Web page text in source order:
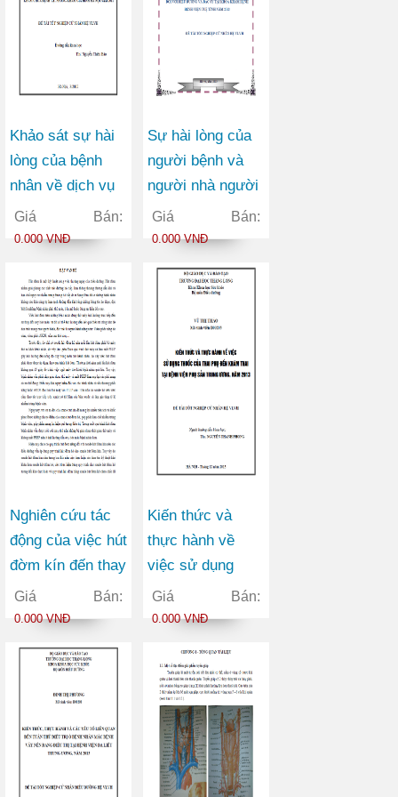
Khảo sát sự hài
lòng của bệnh
nhân về dịch vụ
khám chữa bệnh
tại phòng khám
năm 2011
Giá Bán:
0.000 VNĐ
Sự hài lòng của
người bệnh và
người nhà người
bệnh đối với điều
dưỡng và bác sĩ
bệnh Bệnh viện
Giá Bán:
0.000 VNĐ
Nghiên cứu tác
động của việc hút
đờm kín đến thay
đổi lâm sàng và
oxy hóa máu trên
máy tại bệnh viện
bệnh Nhiệt đới
Giá Bán:
0.000 VNĐ
Kiến thức và
thực hành về
việc sử dụng
thuốc của thai
phụ đến khám
Phụ sản Trung
ương năm 2013
Giá Bán:
0.000 VNĐ